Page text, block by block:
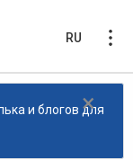
RU
×
и блогов для